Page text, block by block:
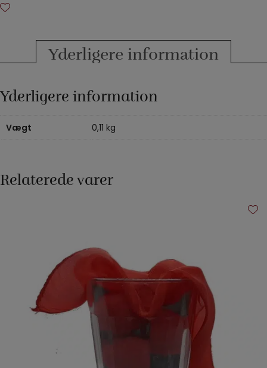
Yderligere information
Yderligere information
Vægt 0,11 kg
Relaterede varer